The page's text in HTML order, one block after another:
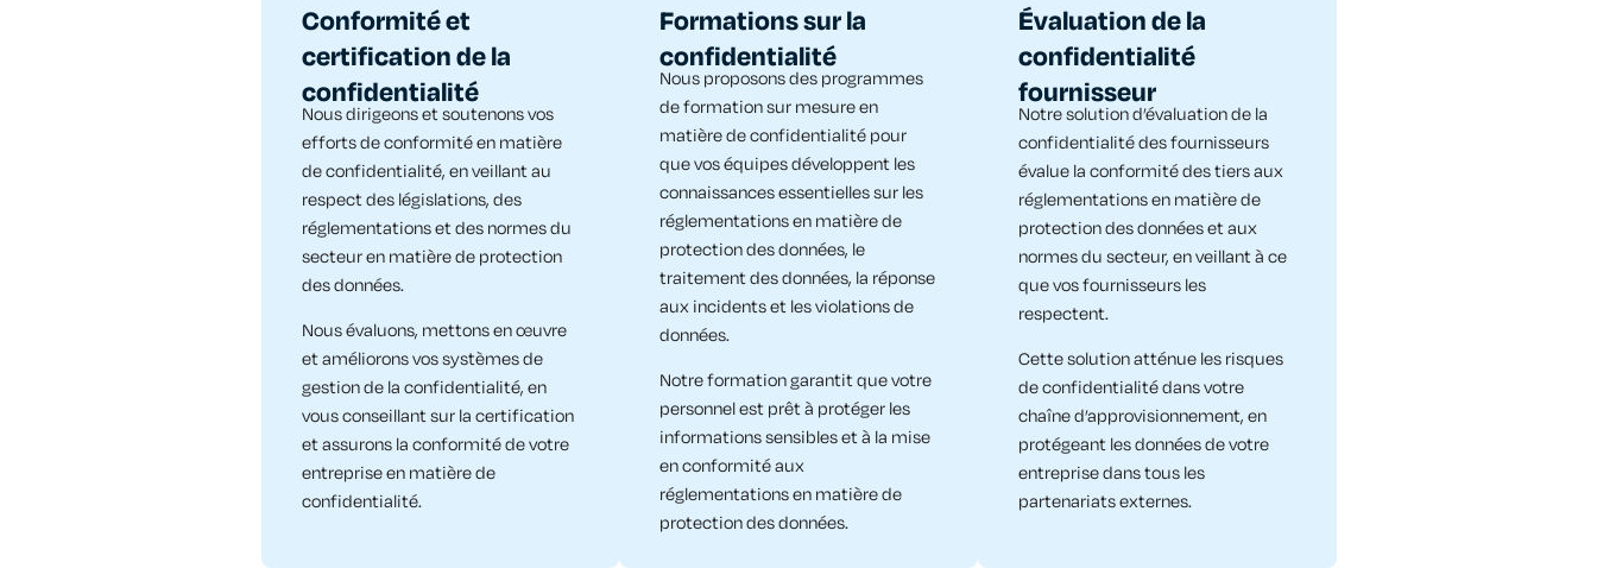
Conformité et
certification de la
confidentialité
Nous dirigeons et soutenons vos
efforts de conformité en matière
de confidentialité, en veillant au
respect des législations, des
réglementations et des normes du
secteur en matière de protection
des données.
Nous évaluons, mettons en œuvre
et améliorons vos systèmes de
gestion de la confidentialité, en
vous conseillant sur la certification
et assurons la conformité de votre
entreprise en matière de
confidentialité.​
Formations sur la
confidentialité
Nous proposons des programmes
de formation sur mesure en
matière de confidentialité pour
que vos équipes développent les
connaissances essentielles sur les
réglementations en matière de
protection des données, le
traitement des données, la réponse
aux incidents et les violations de
données.
Notre formation garantit que votre
personnel est prêt à protéger les
informations sensibles et à la mise
en conformité aux
réglementations en matière de
protection des données.​
Évaluation de la
confidentialité
fournisseur​
Notre solution d’évaluation de la
confidentialité des fournisseurs
évalue la conformité des tiers aux
réglementations en matière de
protection des données et aux
normes du secteur, en veillant à ce
que vos fournisseurs les
respectent.
Cette solution atténue les risques
de confidentialité dans votre
chaîne d’approvisionnement, en
protégeant les données de votre
entreprise dans tous les
partenariats externes.